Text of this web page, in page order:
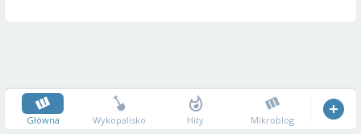
Główna Wykopalisko Hity Mikroblog